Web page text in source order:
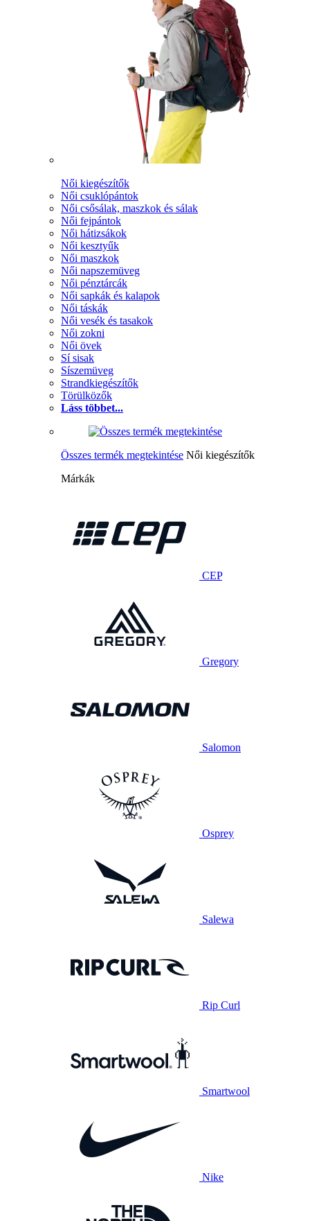
Női kiegészítők
Női csuklópántok
Női csősálak, maszkok és sálak
Női fejpántok
Női hátizsákok
Női kesztyűk
Női maszkok
Női napszemüveg
Női pénztárcák
Női sapkák és kalapok
Női táskák
Női vesék és tasakok
Női zokni
Női övek
Sí sisak
Síszemüveg
Strandkiegészítők
Törülközők
Láss többet...
Összes termék megtekintése Női kiegészítők
Márkák
CEP
Gregory
Salomon
Osprey
Salewa
Rip Curl
Smartwool
Nike